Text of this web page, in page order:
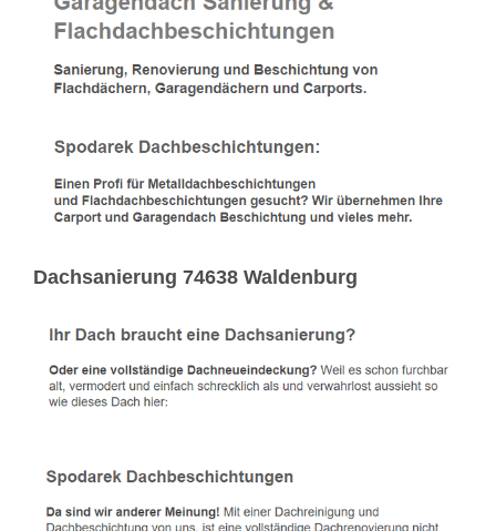
Dachsanierung 74638 Waldenburg